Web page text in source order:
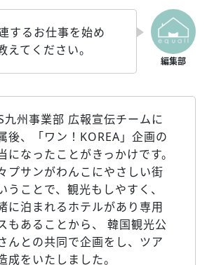
するお仕事を始め
えてください。
九州事業部 広報宣伝チームに
後、「ワン！KOREA」企画の
になったことがきっかけです。
プサンがわんこにやさしい街
うことで、観光もしやすく、
に泊まれるホテルがあり専用
もあることから、 韓国観光公
んとの共同で企画をし、ツア
成をいたしました。